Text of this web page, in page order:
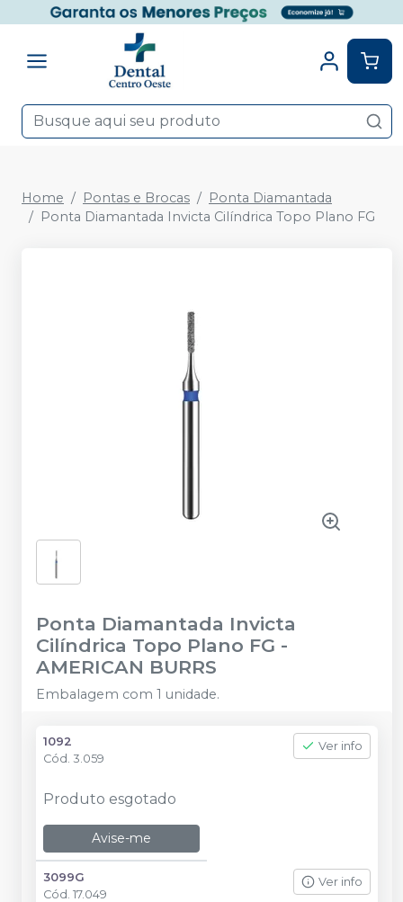
Home Pontas e Brocas
Ponta Diamantada
Ponta Diamantada Invicta Cilíndrica Topo Plano FG
Ponta Diamantada Invicta
Cilíndrica Topo Plano FG -
AMERICAN BURRS
Embalagem com 1 unidade.
1092
Cód. 3.059
Ver info
Produto esgotado
Avise-me
3099G
Cód. 17.049
Ver info